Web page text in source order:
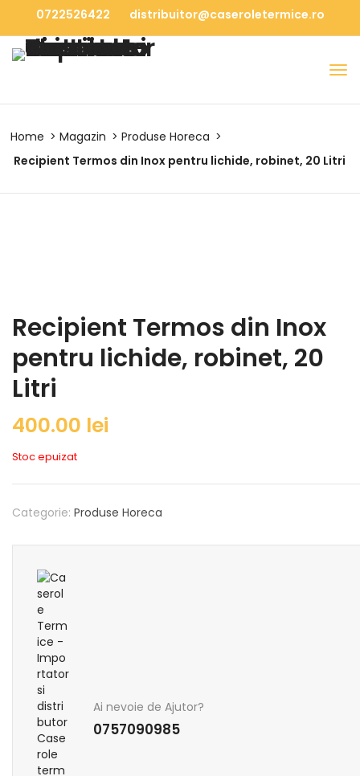
0722526422 distribuitor@caseroletermice.ro
Home Magazin
Produse Horeca
Recipient Termos din Inox pentru lichide, robinet, 20 Litri
Recipient Termos din Inox
pentru lichide, robinet, 20
Litri
400.00 lei
Stoc epuizat
Categorie: Produse Horeca
Ai nevoie de Ajutor?
0757090985